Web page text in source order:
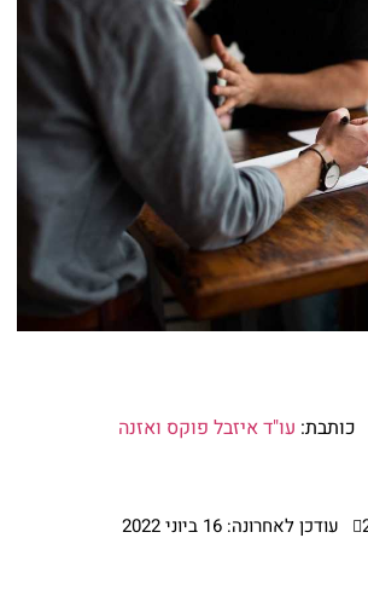
כותבת: עו"ד איזבל פוקס ואזנה
עודכן לאחרונה: 16 ביוני 2022